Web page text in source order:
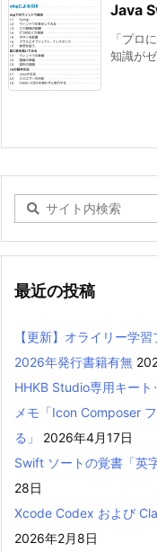
Java
「プロ
知識が
最近の投稿
【更新】オライリー学
2026年発行書籍有無
HHKB Studio専用キー
メモ「Icon Composer
る」
2026年4月17日
Swift ソートの覚書「英
28日
Xcode Codex および
2026年2月8日